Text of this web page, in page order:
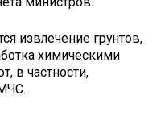
извлечение грунтов,
химическими
в частности,